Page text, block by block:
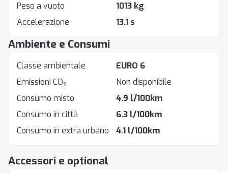
Accessori e optional
Peso a vuoto
1013 kg
Accelerazione
13.1 s
Ambiente e Consumi
Classe ambientale
EURO 6
Emissioni CO₂
Non disponibile
Consumo misto
4.9 l/100km
Consumo in città
6.3 l/100km
Consumo in extra urbano
4.1 l/100km